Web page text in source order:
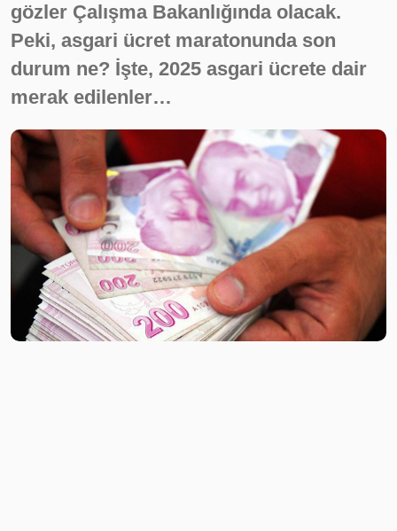
gözler Çalışma Bakanlığında olacak.
Peki, asgari ücret maratonunda son
durum ne? İşte, 2025 asgari ücrete dair
merak edilenler…